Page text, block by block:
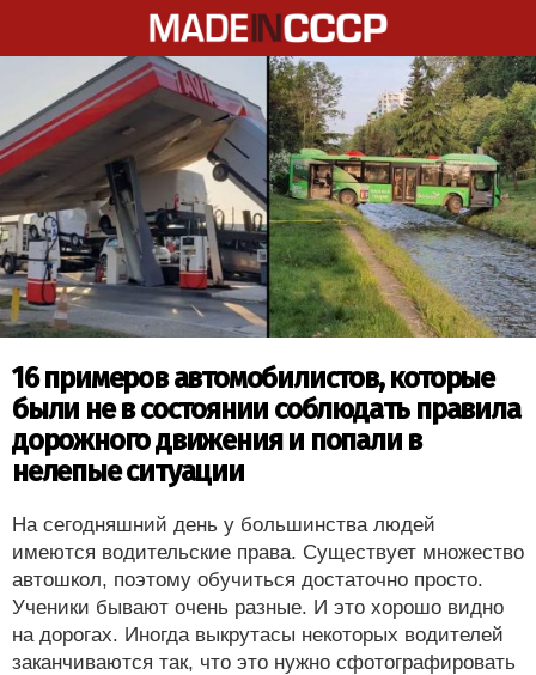
16 примеров автомобилистов, которые
были не в состоянии соблюдать правила
дорожного движения и попали в
нелепые ситуации
На сегодняшний день у большинства людей
имеются водительские права. Существует множество
автошкол, поэтому обучиться достаточно просто.
Ученики бывают очень разные. И это хорошо видно
на дорогах. Иногда выкрутасы некоторых водителей
заканчиваются так, что это нужно сфотографировать